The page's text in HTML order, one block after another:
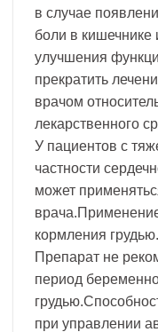
в случае
боли в кишечнике
улучшения
прекратить
врачом
лекарственного
У пациентов с
частности
может
кормления грудью.
Препарат не
период
при управлении